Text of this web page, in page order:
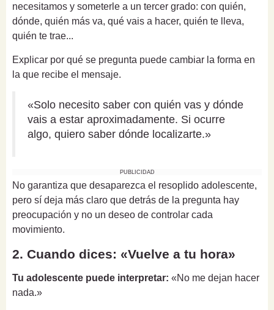
necesitamos y someterle a un tercer grado: con quién,
dónde, quién más va, qué vais a hacer, quién te lleva,
quién te trae...
Explicar por qué se pregunta puede cambiar la forma en
la que recibe el mensaje.
«Solo necesito saber con quién vas y dónde
vais a estar aproximadamente. Si ocurre
algo, quiero saber dónde localizarte.»
PUBLICIDAD
No garantiza que desaparezca el resoplido adolescente,
pero sí deja más claro que detrás de la pregunta hay
preocupación y no un deseo de controlar cada
movimiento.
2. Cuando dices: «Vuelve a tu hora»
Tu adolescente puede interpretar: «No me dejan hacer
nada.»